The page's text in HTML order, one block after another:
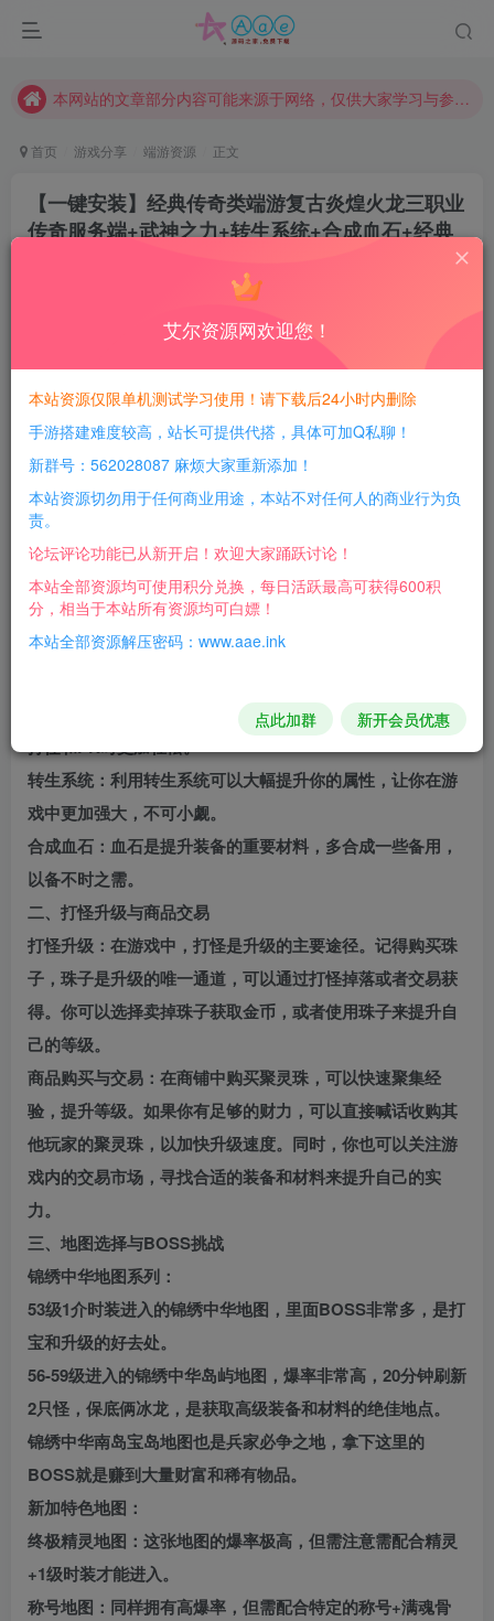
现在赞助会员享受专属折扣，详情点击此条公告。
本网站的文章部分内容可能来源于网络，仅供大家学习与参考，如有侵权，请联系站长QQ466107887进行删除处理。
首页 游戏分享 端游资源 正文
【一键安装】经典传奇类端游复古炎煌火龙三职业
传奇服务端+武神之力+转生系统+合成血石+经典
每日活跃最高可获得600积分！所有资源可以使用
积分免费兑换！
游戏介绍：
想要在炎煌火龙传奇游戏中走上打金之路吗？那就跟随这篇
详细的攻略，一步步开启你的财富之旅吧！
一、基础准备与起步
开启沙捐：沙捐是获取游戏资源的重要途径，尽早开启可以
武神之力：激活武神之力可以大幅提升你的战斗力，让你在
打怪和PK时更加轻松。
转生系统：利用转生系统可以大幅提升你的属性，让你在游
戏中更加强大，不可小觑。
合成血石：血石是提升装备的重要材料，多合成一些备用，
以备不时之需。
二、打怪升级与商品交易
打怪升级：在游戏中，打怪是升级的主要途径。记得购买珠
子，珠子是升级的唯一通道，可以通过打怪掉落或者交易获
得。你可以选择卖掉珠子获取金币，或者使用珠子来提升自
己的等级。
商品购买与交易：在商铺中购买聚灵珠，可以快速聚集经
验，提升等级。如果你有足够的财力，可以直接喊话收购其
他玩家的聚灵珠，以加快升级速度。同时，你也可以关注游
戏内的交易市场，寻找合适的装备和材料来提升自己的实
力。
三、地图选择与BOSS挑战
锦绣中华地图系列：
53级1介时装进入的锦绣中华地图，里面BOSS非常多，是打
宝和升级的好去处。
56-59级进入的锦绣中华岛屿地图，爆率非常高，20分钟刷新
2只怪，保底俩冰龙，是获取高级装备和材料的绝佳地点。
锦绣中华南岛宝岛地图也是兵家必争之地，拿下这里的
BOSS就是赚到大量财富和稀有物品。
新加特色地图：
终极精灵地图：这张地图的爆率极高，但需注意需配合精灵
+1级时装才能进入。
称号地图：同样拥有高爆率，但需配合特定的称号+满魂骨
艾尔资源网欢迎您！
本站资源仅限单机测试学习使用！请下载后24小时内删除
手游搭建难度较高，站长可提供代搭，具体可加Q私聊！
新群号：562028087 麻烦大家重新添加！
本站资源切勿用于任何商业用途，本站不对任何人的商业行为负
责。
论坛评论功能已从新开启！欢迎大家踊跃讨论！
本站全部资源均可使用积分兑换，每日活跃最高可获得600积
分，相当于本站所有资源均可白嫖！
本站全部资源解压密码：www.aae.ink
点此加群 新开会员优惠